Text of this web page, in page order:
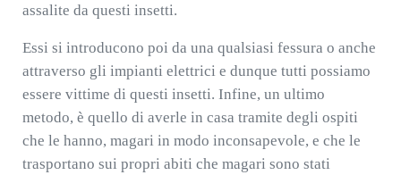
assalite da questi insetti.
Essi si introducono poi da una qualsiasi fessura o anche
attraverso gli impianti elettrici e dunque tutti possiamo
essere vittime di questi insetti. Infine, un ultimo
metodo, è quello di averle in casa tramite degli ospiti
che le hanno, magari in modo inconsapevole, e che le
trasportano sui propri abiti che magari sono stati